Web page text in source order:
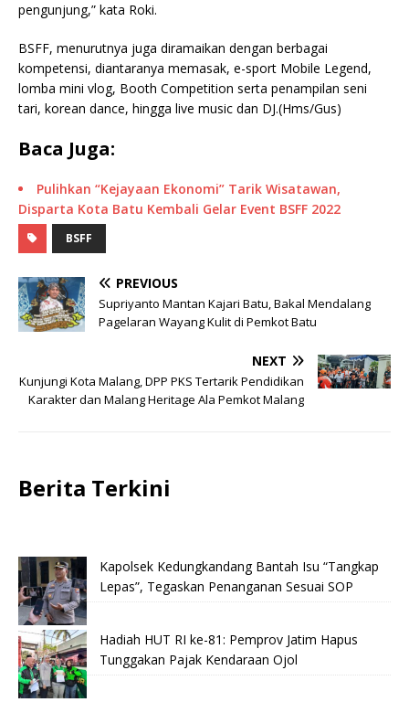
pengunjung,” kata Roki.
BSFF, menurutnya juga diramaikan dengan berbagai
kompetensi, diantaranya memasak, e-sport Mobile Legend,
lomba mini vlog, Booth Competition serta penampilan seni
tari, korean dance, hingga live music dan DJ.(Hms/Gus)
Baca Juga:
Pulihkan “Kejayaan Ekonomi” Tarik Wisatawan,
Disparta Kota Batu Kembali Gelar Event BSFF 2022
BSFF
PREVIOUS
Supriyanto Mantan Kajari Batu, Bakal Mendalang
Pagelaran Wayang Kulit di Pemkot Batu
NEXT
Kunjungi Kota Malang, DPP PKS Tertarik Pendidikan
Karakter dan Malang Heritage Ala Pemkot Malang
Berita Terkini
Kapolsek Kedungkandang Bantah Isu “Tangkap
Lepas”, Tegaskan Penanganan Sesuai SOP
Hadiah HUT RI ke-81: Pemprov Jatim Hapus
Tunggakan Pajak Kendaraan Ojol